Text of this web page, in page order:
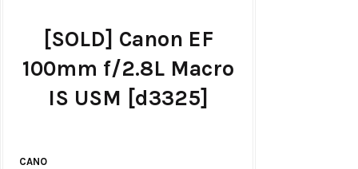
[SOLD] Canon EF
100mm f/2.8L Macro
IS USM [d3325]
CANO